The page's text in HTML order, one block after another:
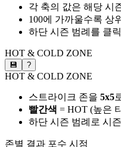
각 축의 값은 해당 시
100에 가까울수록 상
하단 시즌 범례를 클
HOT & COLD ZONE
💾 ?
HOT & COLD ZONE
스트라이크 존을 5x5
빨간색 = HOT (높은
하단 시즌 범례로 시
존별 결과 포수 시점